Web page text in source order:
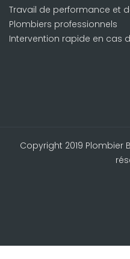
Travail de performance et
Plombiers professionnels
Intervention rapide en cas
Copyright 2019 Plombier